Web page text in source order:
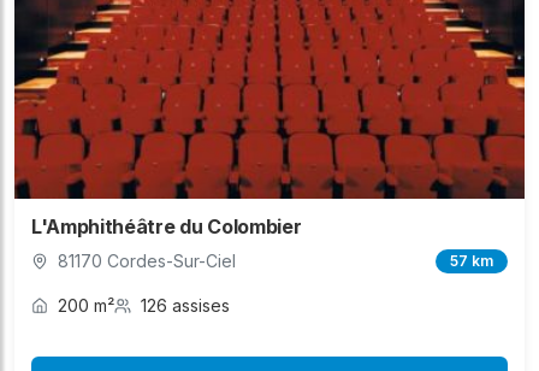
L'Amphithéâtre du Colombier
81170 Cordes-Sur-Ciel 57 km
200 m² 126 assises